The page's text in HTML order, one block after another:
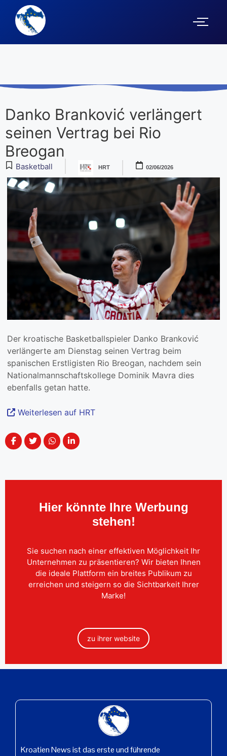
Danko Branković verlängert
seinen Vertrag bei Rio
Breogan
Basketball HRT 02/06/2026
Der kroatische Basketballspieler Danko Branković
verlängerte am Dienstag seinen Vertrag beim
spanischen Erstligisten Rio Breogan, nachdem sein
Nationalmannschaftskollege Dominik Mavra dies
ebenfalls getan hatte.
Weiterlesen auf HRT
Hier könnte Ihre Werbung
stehen!
Sie suchen nach einer effektiven Möglichkeit Ihr
Unternehmen zu präsentieren? Wir bieten Ihnen
die ideale Plattform ein breites Publikum zu
erreichen und steigern so die Sichtbarkeit Ihrer
Marke!
zu ihrer website
Kroatien News ist das erste und führende